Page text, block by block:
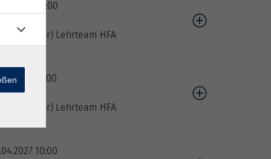
09:00
(Leiter) Lehrteam HFA
17:00
(Leiter) Lehrteam HFA
10:00